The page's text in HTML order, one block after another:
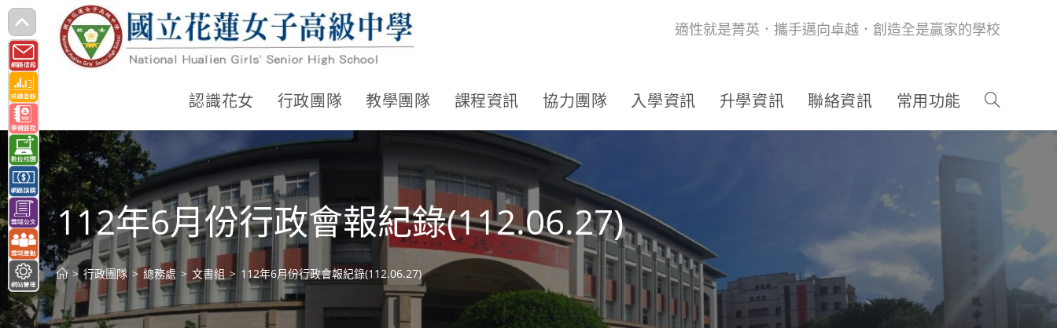
跳
轉
至
主
要
內
容
適性就是菁英．攜手邁向卓越．創造全是贏家的學校
認識花女 行政團隊 教學團隊 課程資訊 協力團隊 入學資訊 升學資訊 聯絡資訊 常用功能
112年6月份行政會報紀錄(112.06.27)
> 行政團隊 > 總務處 > 文書組 > 112年6月份行政會報紀錄(112.06.27)